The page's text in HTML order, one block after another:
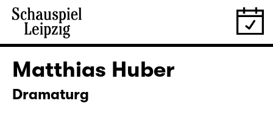
Matthias Huber
Dramaturg